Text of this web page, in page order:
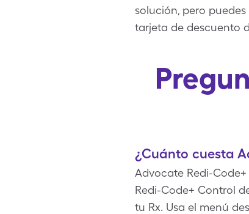
solución, pero
tarjeta de descuento
¿Cuánto cuesta
Advocate Redi-
Redi-Code+ Control
tu Rx. Usa el menú